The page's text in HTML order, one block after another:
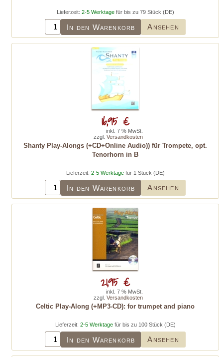
Lieferzeit: 2-5 Werktagefür bis zu 79 Stück (DE)
In den Warenkorb Ansehen
Shanty Play-Alongs (+CD+Online Audio)) für Trompete, opt.
Tenorhorn in B
Lieferzeit: 2-5 Werktagefür 1 Stück (DE)
In den Warenkorb Ansehen
16,95 €
inkl. 7 % MwSt.
zzgl. Versandkosten
Celtic Play-Along (+MP3-CD): for trumpet and piano
Lieferzeit: 2-5 Werktagefür bis zu 100 Stück (DE)
In den Warenkorb Ansehen
21,95 €
inkl. 7 % MwSt.
zzgl. Versandkosten